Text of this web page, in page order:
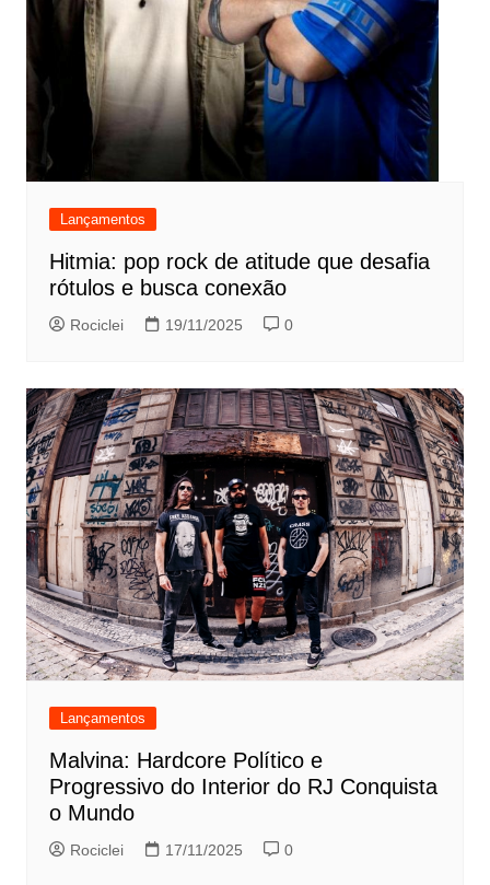
Lançamentos
Hitmia: pop rock de atitude que desafia
rótulos e busca conexão
Rociclei 19/11/2025 0
Lançamentos
Malvina: Hardcore Político e
Progressivo do Interior do RJ Conquista
o Mundo
Rociclei 17/11/2025 0